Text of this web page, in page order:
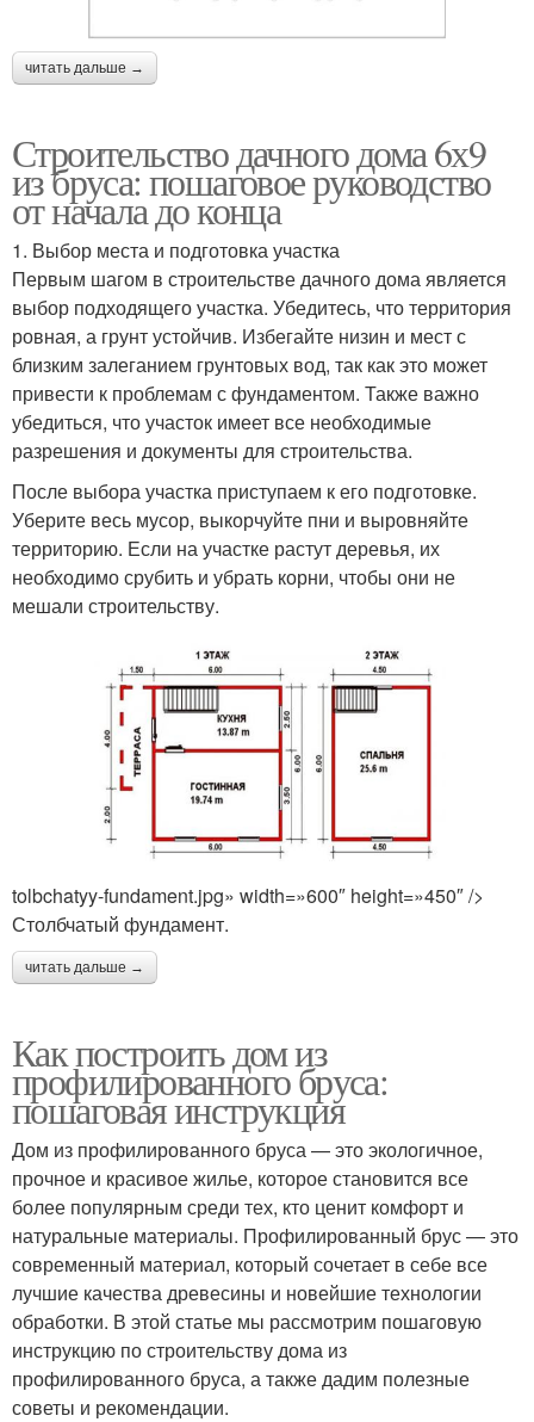
читать дальше →
Строительство дачного дома 6х9
из бруса: пошаговое руководство
от начала до конца
1. Выбор места и подготовка участка
Первым шагом в строительстве дачного дома является
выбор подходящего участка. Убедитесь, что территория
ровная, а грунт устойчив. Избегайте низин и мест с
близким залеганием грунтовых вод, так как это может
привести к проблемам с фундаментом. Также важно
убедиться, что участок имеет все необходимые
разрешения и документы для строительства.
После выбора участка приступаем к его подготовке.
Уберите весь мусор, выкорчуйте пни и выровняйте
территорию. Если на участке растут деревья, их
необходимо срубить и убрать корни, чтобы они не
мешали строительству.
tolbchatyy-fundament.jpg» width=»600″ height=»450″ />
Столбчатый фундамент.
читать дальше →
Как построить дом из
профилированного бруса:
пошаговая инструкция
Дом из профилированного бруса — это экологичное,
прочное и красивое жилье, которое становится все
более популярным среди тех, кто ценит комфорт и
натуральные материалы. Профилированный брус — это
современный материал, который сочетает в себе все
лучшие качества древесины и новейшие технологии
обработки. В этой статье мы рассмотрим пошаговую
инструкцию по строительству дома из
профилированного бруса, а также дадим полезные
советы и рекомендации.